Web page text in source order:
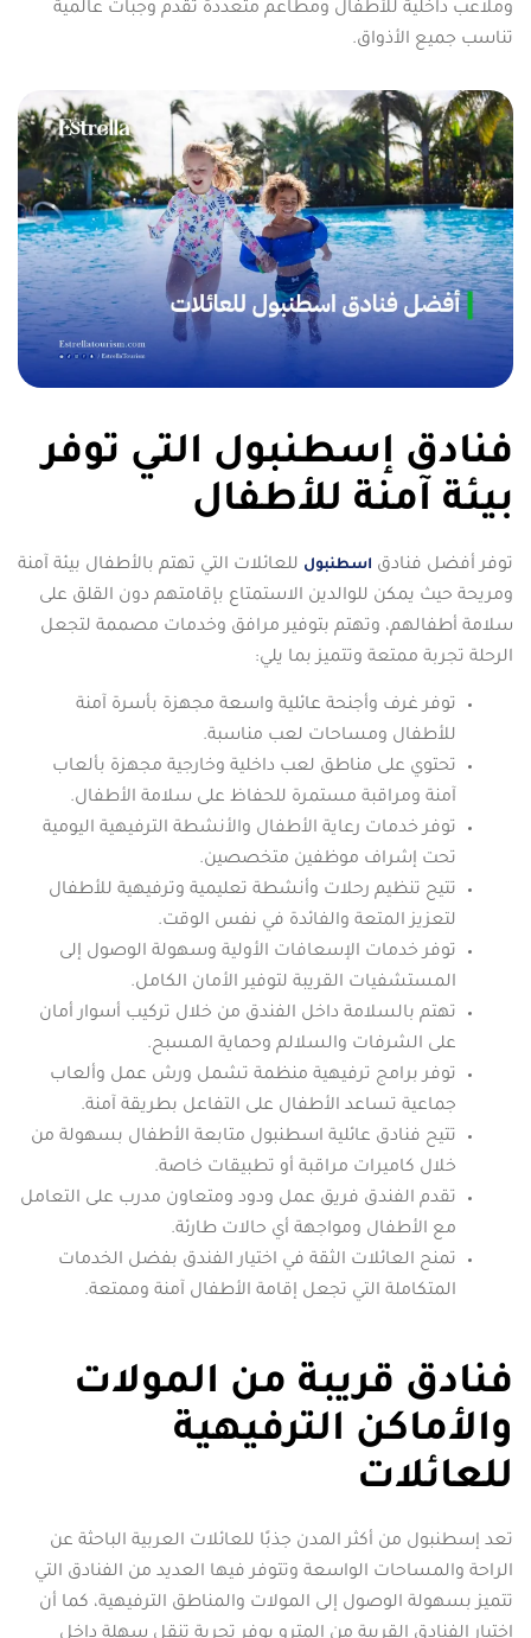
وملاعب داخلية للأطفال ومطاعم متعددة تقدم وجبات عالمية
تناسب جميع الأذواق.
فنادق إسطنبول التي توفر
بيئة آمنة للأطفال
توفر أفضل فنادق اسطنبول للعائلات التي تهتم بالأطفال بيئة آمنة
ومريحة حيث يمكن للوالدين الاستمتاع بإقامتهم دون القلق على
سلامة أطفالهم، وتهتم بتوفير مرافق وخدمات مصممة لتجعل
الرحلة تجربة ممتعة وتتميز بما يلي:
توفر غرف وأجنحة عائلية واسعة مجهزة بأسرة آمنة
للأطفال ومساحات لعب مناسبة.
تحتوي على مناطق لعب داخلية وخارجية مجهزة بألعاب
آمنة ومراقبة مستمرة للحفاظ على سلامة الأطفال.
توفر خدمات رعاية الأطفال والأنشطة الترفيهية اليومية
تحت إشراف موظفين متخصصين.
تتيح تنظيم رحلات وأنشطة تعليمية وترفيهية للأطفال
لتعزيز المتعة والفائدة في نفس الوقت.
توفر خدمات الإسعافات الأولية وسهولة الوصول إلى
المستشفيات القريبة لتوفير الأمان الكامل.
تهتم بالسلامة داخل الفندق من خلال تركيب أسوار أمان
على الشرفات والسلالم وحماية المسبح.
توفر برامج ترفيهية منظمة تشمل ورش عمل وألعاب
جماعية تساعد الأطفال على التفاعل بطريقة آمنة.
تتيح فنادق عائلية اسطنبول متابعة الأطفال بسهولة من
خلال كاميرات مراقبة أو تطبيقات خاصة.
تقدم الفندق فريق عمل ودود ومتعاون مدرب على التعامل
مع الأطفال ومواجهة أي حالات طارئة.
تمنح العائلات الثقة في اختيار الفندق بفضل الخدمات
المتكاملة التي تجعل إقامة الأطفال آمنة وممتعة.
فنادق قريبة من المولات
والأماكن الترفيهية
للعائلات
تعد إسطنبول من أكثر المدن جذبًا للعائلات العربية الباحثة عن
الراحة والمساحات الواسعة وتتوفر فيها العديد من الفنادق التي
تتميز بسهولة الوصول إلى المولات والمناطق الترفيهية، كما أن